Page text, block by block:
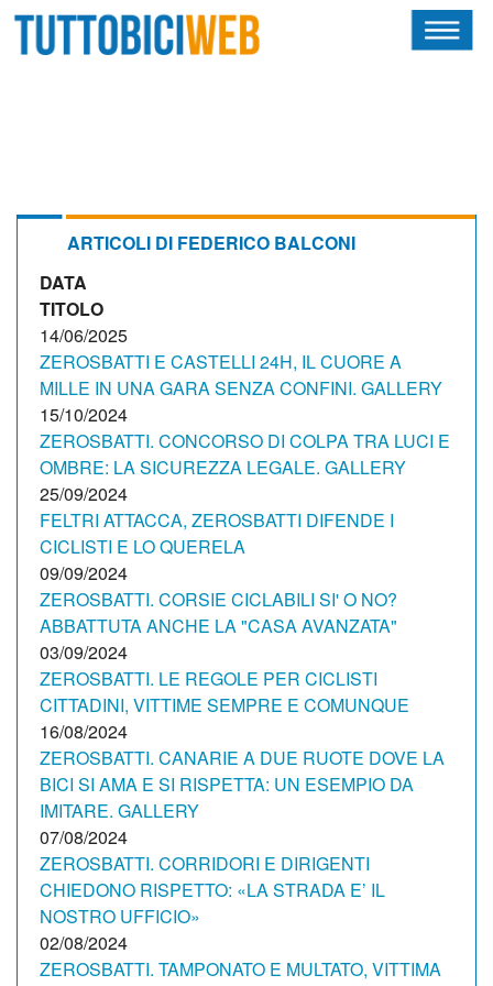
CALENDARIO
OSCAR
ALBI D'ORO
NEWSLETTER
ARTICOLI DI FEDERICO BALCONI
DATA
TITOLO
14/06/2025
ZEROSBATTI E CASTELLI 24H, IL CUORE A
MILLE IN UNA GARA SENZA CONFINI. GALLERY
15/10/2024
ZEROSBATTI. CONCORSO DI COLPA TRA LUCI E
OMBRE: LA SICUREZZA LEGALE. GALLERY
25/09/2024
FELTRI ATTACCA, ZEROSBATTI DIFENDE I
CICLISTI E LO QUERELA
09/09/2024
ZEROSBATTI. CORSIE CICLABILI SI' O NO?
ABBATTUTA ANCHE LA "CASA AVANZATA"
03/09/2024
ZEROSBATTI. LE REGOLE PER CICLISTI
CITTADINI, VITTIME SEMPRE E COMUNQUE
16/08/2024
ZEROSBATTI. CANARIE A DUE RUOTE DOVE LA
BICI SI AMA E SI RISPETTA: UN ESEMPIO DA
IMITARE. GALLERY
07/08/2024
ZEROSBATTI. CORRIDORI E DIRIGENTI
CHIEDONO RISPETTO: «LA STRADA E’ IL
NOSTRO UFFICIO»
02/08/2024
ZEROSBATTI. TAMPONATO E MULTATO, VITTIMA